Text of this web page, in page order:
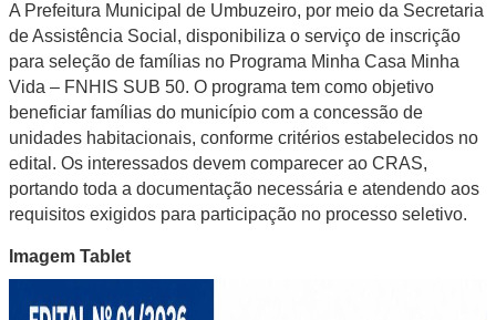
A Prefeitura Municipal de Umbuzeiro, por meio da Secretaria
de Assistência Social, disponibiliza o serviço de inscrição
para seleção de famílias no Programa Minha Casa Minha
Vida – FNHIS SUB 50. O programa tem como objetivo
beneficiar famílias do município com a concessão de
unidades habitacionais, conforme critérios estabelecidos no
edital. Os interessados devem comparecer ao CRAS,
portando toda a documentação necessária e atendendo aos
requisitos exigidos para participação no processo seletivo.
Imagem Tablet